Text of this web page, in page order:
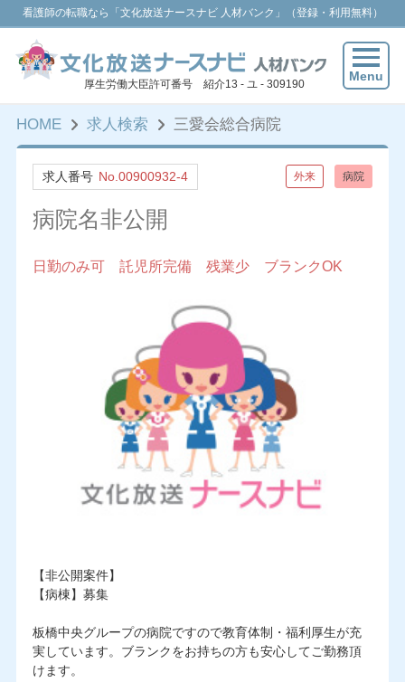
看護師の転職なら「文化放送ナースナビ 人材バンク」（登録・利用無料）
厚生労働大臣許可番号 紹介13 - ユ - 309190
Menu
HOME 求人検索 三愛会総合病院
求人番号 No.00900932-4 外来 病院
病院名非公開
日勤のみ可 託児所完備 残業少 ブランクOK
【非公開案件】
【病棟】募集
板橋中央グループの病院ですので教育体制・福利厚生が充
実しています。ブランクをお持ちの方も安心してご勤務頂
けます。